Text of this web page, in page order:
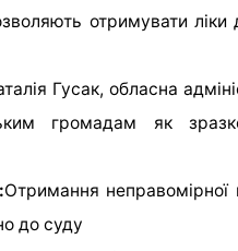
отримувати ліки
Гусак, обласна
громадам як
Отримання неправомірної
до суду